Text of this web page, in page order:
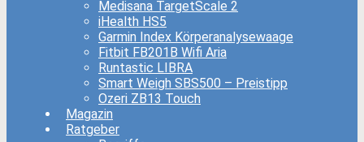
Medisana TargetScale 2
iHealth HS5
Garmin Index Körperanalysewaage
Fitbit FB201B Wifi Aria
Runtastic LIBRA
Smart Weigh SBS500 – Preistipp
Ozeri ZB13 Touch
Magazin
Ratgeber